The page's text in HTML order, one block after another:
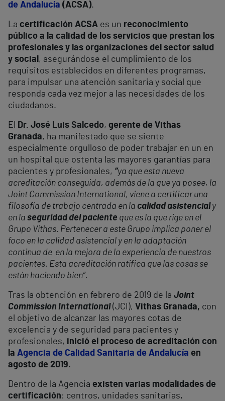
de Andalucía (ACSA).
La certificación ACSA es un reconocimiento
público a la calidad de los servicios que prestan los
profesionales y las organizaciones del sector salud
y social , asegurándose el cumplimiento de los
requisitos establecidos en diferentes programas,
para impulsar una atención sanitaria y social que
responda cada vez mejor a las necesidades de los
ciudadanos.
El Dr. José Luis Salcedo, gerente de Vithas
Granada, ha manifestado que se siente
especialmente orgulloso de poder trabajar en un en
un hospital que ostenta las mayores garantías para
pacientes y profesionales, “ya que esta nueva
acreditación conseguida, además de la que ya posee, la
Joint Commission International, viene a certificar una
filosofía de trabajo centrada en la calidad asistencialy
en la seguridad del paciente que es la que rige en el
Grupo Vithas. Pertenecer a este Grupo implica poner el
foco en la calidad asistencial y en la adaptación
continua de en la mejora de la experiencia de nuestros
pacientes. Esta acreditación ratifica que las cosas se
están haciendo bien”.
Tras la obtención en febrero de 2019 de la Joint
Commission International(JCI), Vithas Granada, con
el objetivo de alcanzar las mayores cotas de
excelencia y de seguridad para pacientes y
profesionales,
inició el proceso de acreditación con
la Agencia de Calidad Sanitaria de Andalucía en
agosto de 2019.
Dentro de la Agencia existen varias modalidades de
certificación: centros, unidades sanitarias,